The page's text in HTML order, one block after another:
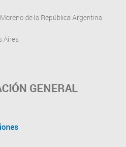
de la República Argentina
Aires
GENERAL